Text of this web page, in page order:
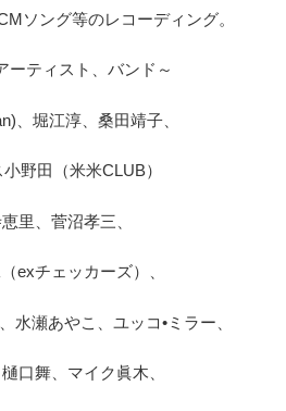
ソング等のレコーディング。
ーティスト、バンド～
、堀江淳、桑田靖子、
野田（米米CLUB）
里、菅沼孝三、
exチェッカーズ）、
水瀬あやこ、ユッコ•ミラー、
口舞、マイク眞木、